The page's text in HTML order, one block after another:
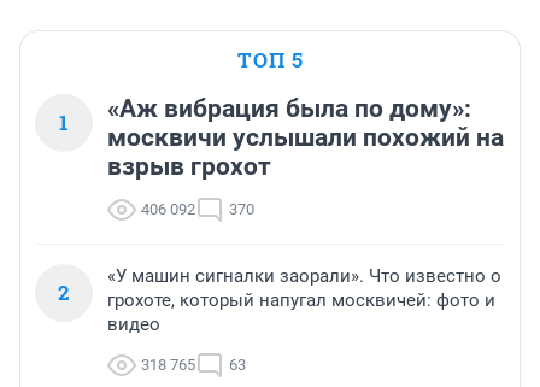
ТОП 5
1
«Аж вибрация была по дому»:
москвичи услышали похожий на
взрыв грохот
406 092 370
2
«У машин сигналки заорали». Что известно о
грохоте, который напугал москвичей: фото и
видео
318 765 63